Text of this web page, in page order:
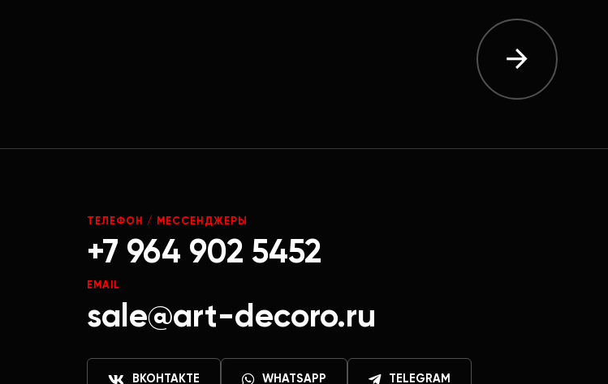
ТЕЛЕФОН / МЕССЕНДЖЕРЫ
+7 964 902 5452
EMAIL
sale@art-decoro.ru
ВКОНТАКТЕ WHATSAPP TELEGRAM